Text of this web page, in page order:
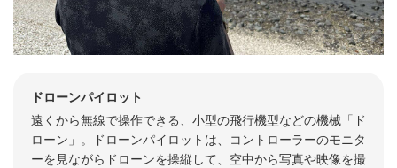
ドローンパイロット
遠くから無線で操作できる、小型の飛行機型などの機械「ド
ローン」。ドローンパイロットは、コントローラーのモニタ
ーを見ながらドローンを操縦して、空中から写真や映像を撮